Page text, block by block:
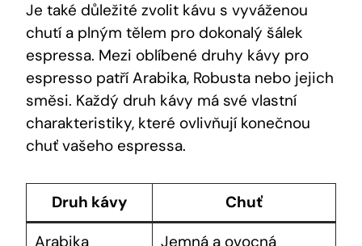
Je také důležité zvolit kávu s vyváženou
chutí a plným tělem pro dokonalý šálek
espressa. Mezi oblíbené druhy kávy pro
espresso patří Arabika, Robusta nebo jejich
směsi. Každý druh kávy má své vlastní
charakteristiky, které ovlivňují konečnou
chuť vašeho espressa.
Druh kávy
Chuť
Arabika
Jemná a ovocná